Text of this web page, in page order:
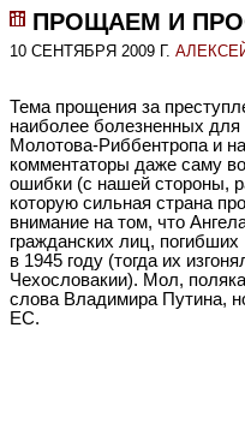
ПРОЩАЕМ И
10 СЕНТЯБРЯ 2009 Г.
Тема прощения за
наиболее болезненных для
Молотова-Риббентропа и
комментаторы даже саму
ошибки (с нашей стороны,
которую сильная страна
внимание на том, что
гражданских лиц,
в 1945 году (тогда их
Чехословакии). Мол,
слова Владимира Путина,
ЕС.